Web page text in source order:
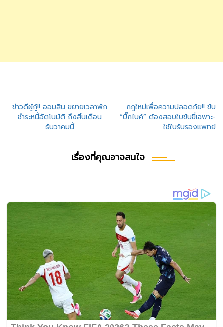
แนะแนว
เรื่อง
ข่าวดีผู้กู้!! ออมสิน ขยายเวลาพัก
ชำระหนี้อัตโนมัติ ถึงสิ้นเดือน
ธันวาคมนี้
กฎใหม่เพื่อความปลอดภัย!! ขับ
“บิ๊กไบค์” ต้องสอบใบขับขี่เฉพาะ-
ใช้ใบรับรองแพทย์
เรื่องที่คุณอาจสนใจ